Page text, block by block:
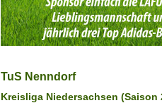
TuS Nenndorf
Kreisliga Niedersachsen (Saison